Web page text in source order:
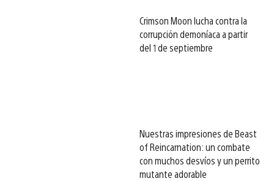
Crimson Moon lucha contra la
corrupción demoníaca a partir
del 1 de septiembre
Nuestras impresiones de Beast
of Reincarnation: un combate
con muchos desvíos y un perrito
mutante adorable